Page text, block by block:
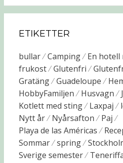
ETIKETTER
bullar Camping En hotell
frukost
Glutenfri
Gratäng
Guadeloupe
HobbyFamiljen
Husvagn
Kotlett med sting
Laxpaj
Nytt år
Nyårsafton
Paj
Playa de las Américas
Sommar
spring
Sverige semester